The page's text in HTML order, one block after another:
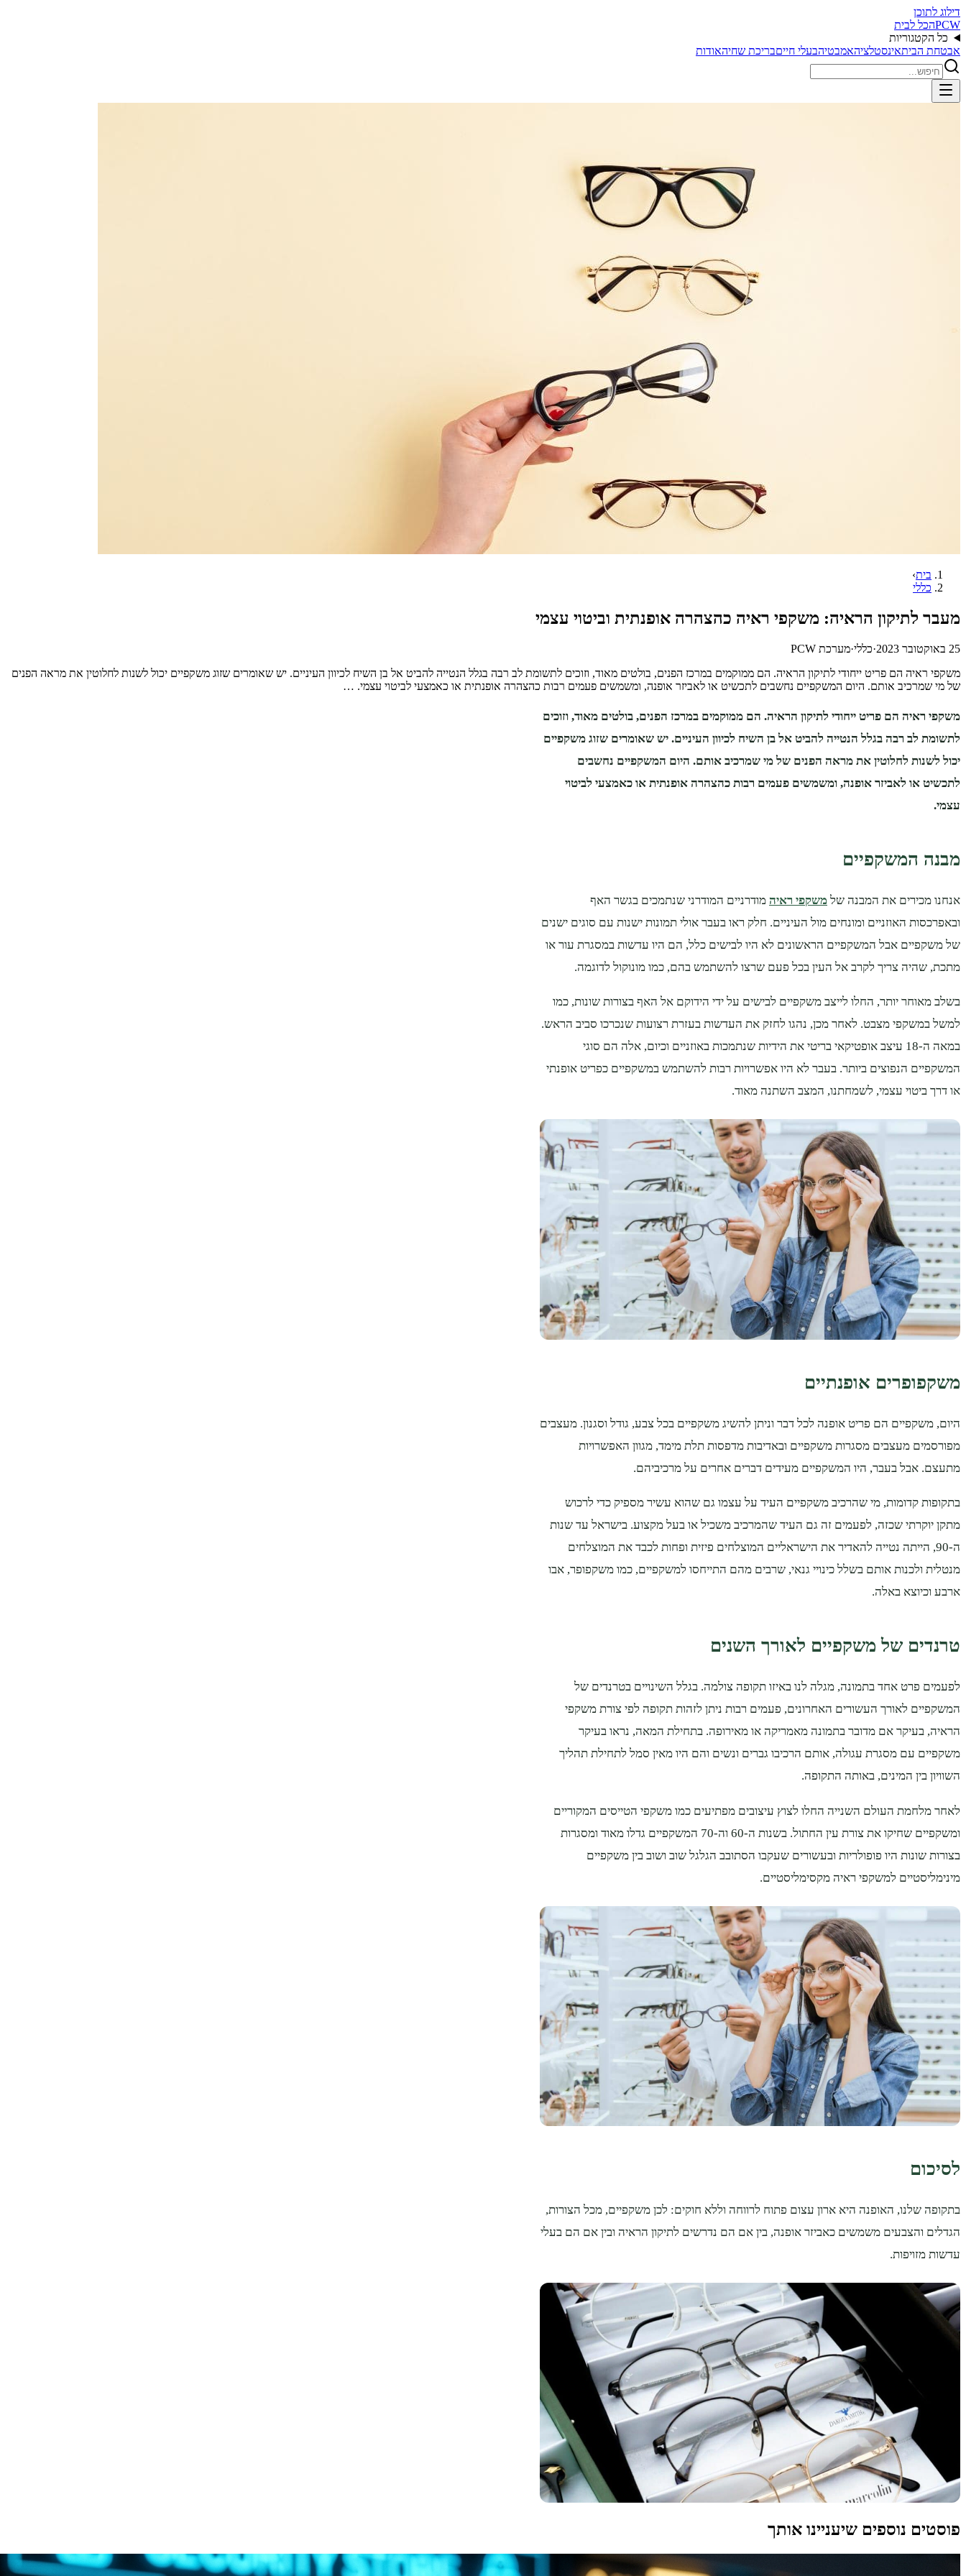
דילוג לתוכן
PCWהכל לבית
כל הקטגוריות
אבטחת הביתאינסטלציהאמבטיהבעלי חייםבריכת שחיהאודות
בית›
כללי
מעבר לתיקון הראיה: משקפי ראיה כהצהרה אופנתית וביטוי עצמי
25 באוקטובר 2023 ·כללי·מערכת PCW
משקפי ראיה הם פריט ייחודי לתיקון הראיה. הם ממוקמים במרכז הפנים, בולטים מאוד, וזוכים לתשומת לב רבה בגלל הנטייה להביט אל בן השיח לכיוון העיניים. יש שאומרים שזוג משקפיים יכול לשנות לחלוטין את מראה הפנים
של מי שמרכיב אותם. היום המשקפיים נחשבים לתכשיט או לאביזר אופנה, ומשמשים פעמים רבות כהצהרה אופנתית או כאמצעי לביטוי עצמי. …
משקפי ראיה הם פריט ייחודי לתיקון הראיה. הם ממוקמים במרכז הפנים, בולטים מאוד, וזוכים
לתשומת לב רבה בגלל הנטייה להביט אל בן השיח לכיוון העיניים. יש שאומרים שזוג משקפיים
יכול לשנות לחלוטין את מראה הפנים של מי שמרכיב אותם. היום המשקפיים נחשבים
לתכשיט או לאביזר אופנה, ומשמשים פעמים רבות כהצהרה אופנתית או כאמצעי לביטוי
עצמי.
מבנה המשקפיים
אנחנו מכירים את המבנה של משקפי ראיה מודרניים המודרני שנתמכים בגשר האף
ובאפרכסות האוזניים ומונחים מול העיניים. חלק ראו בעבר אולי תמונות ישנות עם סוגים ישנים
של משקפיים אבל המשקפיים הראשונים לא היו לבישים כלל, הם היו עדשות במסגרת עור או
מתכת, שהיה צריך לקרב אל העין בכל פעם שרצו להשתמש בהם, כמו מונוקול לדוגמה.
בשלב מאוחר יותר, החלו לייצב משקפיים לבישים על ידי הידוקם אל האף בצורות שונות, כמו
למשל במשקפי מצבט. לאחר מכן, נהגו לחזק את העדשות בעזרת רצועות שנכרכו סביב הראש.
במאה ה-18 עיצב אופטיקאי בריטי את הידיות שנתמכות באוזניים וכיום, אלה הם סוגי
המשקפיים הנפוצים ביותר. בעבר לא היו אפשרויות רבות להשתמש במשקפיים כפריט אופנתי
או דרך ביטוי עצמי, לשמחתנו, המצב השתנה מאוד.
משקפופרים אופנתיים
היום, משקפיים הם פריט אופנה לכל דבר וניתן להשיג משקפיים בכל צבע, גודל וסגנון. מעצבים
מפורסמים מעצבים מסגרות משקפיים ובאדיבות מדפסות תלת מימד, מגוון האפשרויות
מתעצם. אבל בעבר, היו המשקפיים מעידים דברים אחרים על מרכיביהם.
בתקופות קדומות, מי שהרכיב משקפיים העיד על עצמו גם שהוא עשיר מספיק כדי לרכוש
מתקן יוקרתי שכזה, לפעמים זה גם העיד שהמרכיב משכיל או בעל מקצוע. בישראל עד שנות
ה-90, הייתה נטייה להאדיר את הישראליים המוצלחים פיזית ופחות לכבד את המוצלחים
מנטלית ולכנות אותם בשלל כינויי גנאי, שרבים מהם התייחסו למשקפיים, כמו משקפופר, אבו
ארבע וכיוצא באלה.
טרנדים של משקפיים לאורך השנים
לפעמים פרט אחד בתמונה, מגלה לנו באיזו תקופה צולמה. בגלל השינויים בטרנדים של
המשקפיים לאורך העשורים האחרונים, פעמים רבות ניתן לזהות תקופה לפי צורת משקפי
הראיה, בעיקר אם מדובר בתמונה מאמריקה או מאירופה. בתחילת המאה, נראו בעיקר
משקפיים עם מסגרת עגולה, אותם הרכיבו גברים ונשים והם היו מאין סמל לתחילת תהליך
השוויון בין המינים, באותה התקופה.
לאחר מלחמת העולם השנייה החלו לצוץ עיצובים מפתיעים כמו משקפי הטייסים המקוריים
ומשקפיים שחיקו את צורת עין החתול. בשנות ה-60 וה-70 המשקפיים גדלו מאוד ומסגרות
בצורות שונות היו פופולריות ובעשורים שעקבו הסתובב הגלגל שוב ושוב בין משקפיים
מינימליסטיים למשקפי ראיה מקסימליסטיים.
לסיכום
בתקופה שלנו, האופנה היא ארון עצום פתוח לרווחה וללא חוקים: לכן משקפיים, מכל הצורות,
הגדלים והצבעים משמשים כאביזר אופנה, בין אם הם נדרשים לתיקון הראיה ובין אם הם בעלי
עדשות מזויפות.
פוסטים נוספים שיעניינו אותך